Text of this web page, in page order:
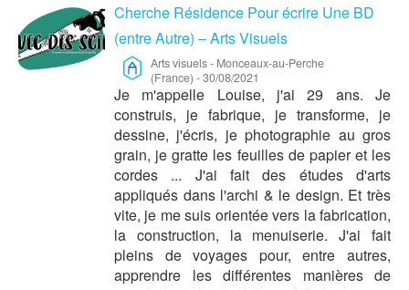
Cherche Résidence Pour écrire Une BD
(entre Autre) – Arts Visuels
Arts visuels- Monceaux-au-Perche
(France) -30/08/2021
Je m'appelle Louise, j'ai 29 ans. Je
construis, je fabrique, je transforme, je
dessine, j'écris, je photographie au gros
grain, je gratte les feuilles de papier et les
cordes ... J'ai fait des études d'arts
appliqués dans l'archi & le design. Et très
vite, je me suis orientée vers la fabrication,
la construction, la menuiserie. J'ai fait
pleins de voyages pour, entre autres,
apprendre les différentes manières de